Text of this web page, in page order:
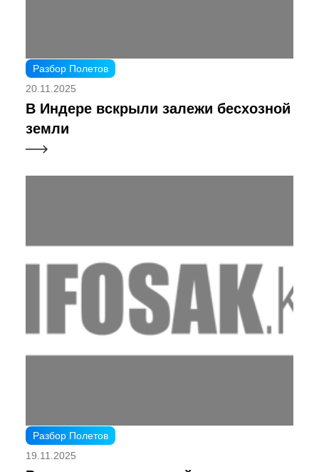
Разбор Полетов
20.11.2025
В Индере вскрыли залежи бесхозной
земли
Разбор Полетов
19.11.2025